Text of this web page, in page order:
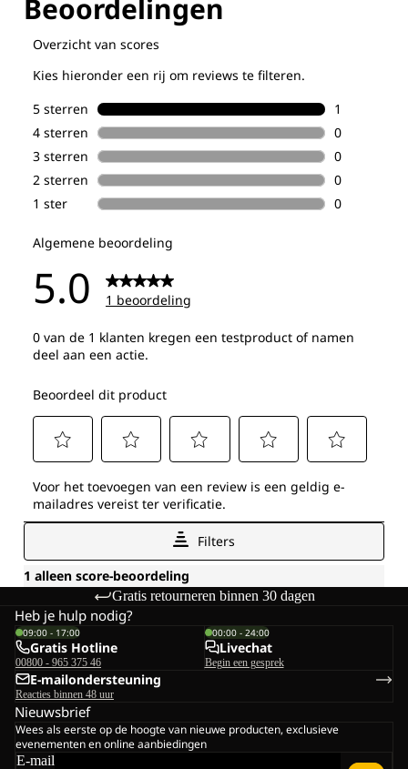
Gratis retourneren binnen 30 dagen
Heb je hulp nodig?
09:00 - 17:00
Gratis Hotline
00800 - 965 375 46
00:00 - 24:00
Livechat
Begin een gesprek
E-mailondersteuning
Reacties binnen 48 uur
Nieuwsbrief
Wees als eerste op de hoogte van nieuwe producten, exclusieve
evenementen en online aanbiedingen
E-mail